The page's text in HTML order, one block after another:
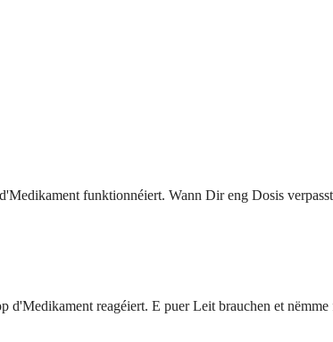
funktionnéiert. Wann Dir eng Dosis
reagéiert. E puer Leit brauchen et